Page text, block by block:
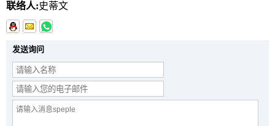
联络人:史蒂文
发送询问